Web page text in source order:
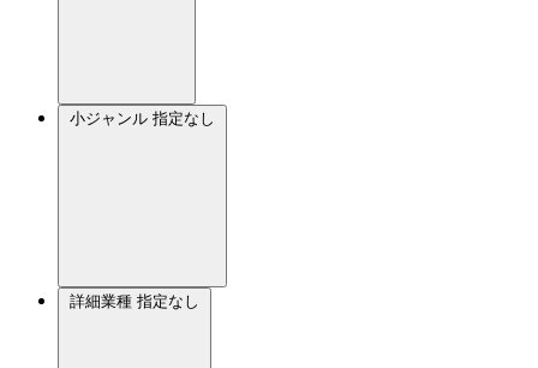
小ジャンル 指定なし
詳細業種 指定なし